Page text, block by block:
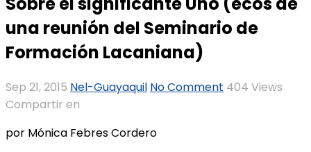
una reunión del Seminario de
Formación Lacaniana)
Sep 21, 2015 Nel-Guayaquil No Comment 404 Views
Compartir en
por Mónica Febres Cordero